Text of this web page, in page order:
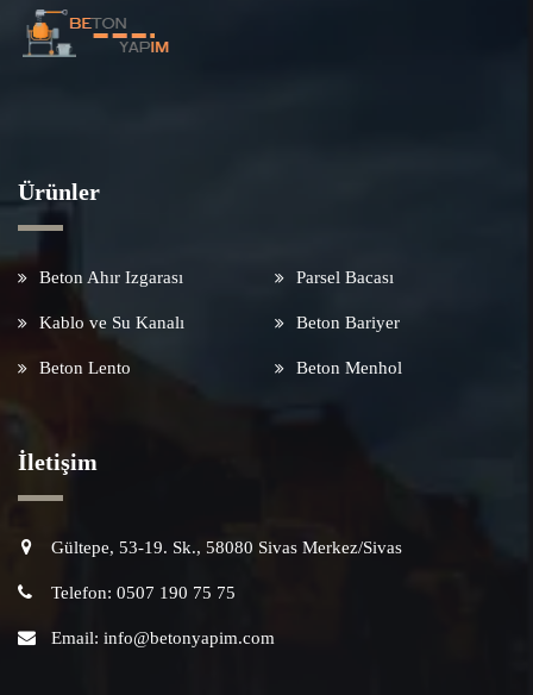
Ürünler
Beton Ahır Izgarası Parsel Bacası
Kablo ve Su Kanalı Beton Bariyer
Beton Lento Beton Menhol
İletişim
Gültepe, 53-19. Sk., 58080 Sivas Merkez/Sivas
Telefon: 0507 190 75 75
Email: info@betonyapim.com